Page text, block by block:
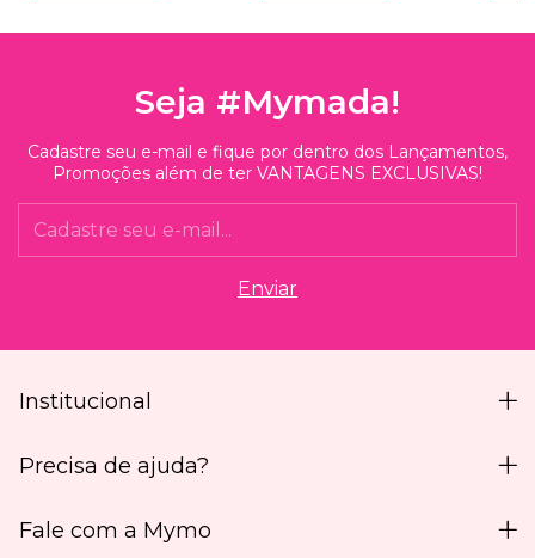
Seja #Mymada!
Cadastre seu e-mail e fique por dentro dos Lançamentos,
Promoções além de ter VANTAGENS EXCLUSIVAS!
Institucional
Precisa de ajuda?
Fale com a Mymo